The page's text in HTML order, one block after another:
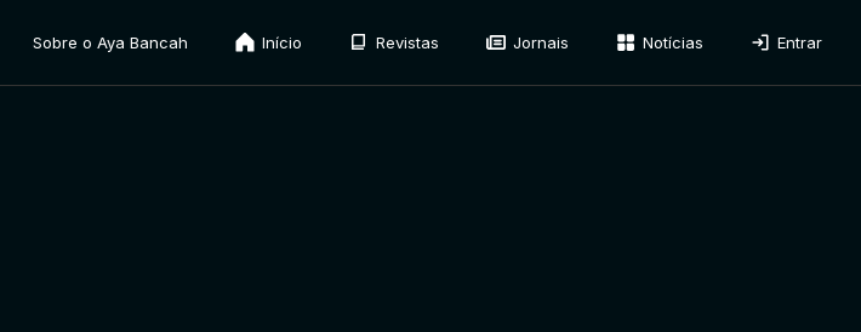
Sobre o Aya Bancah Início Revistas Jornais Notícias Entrar